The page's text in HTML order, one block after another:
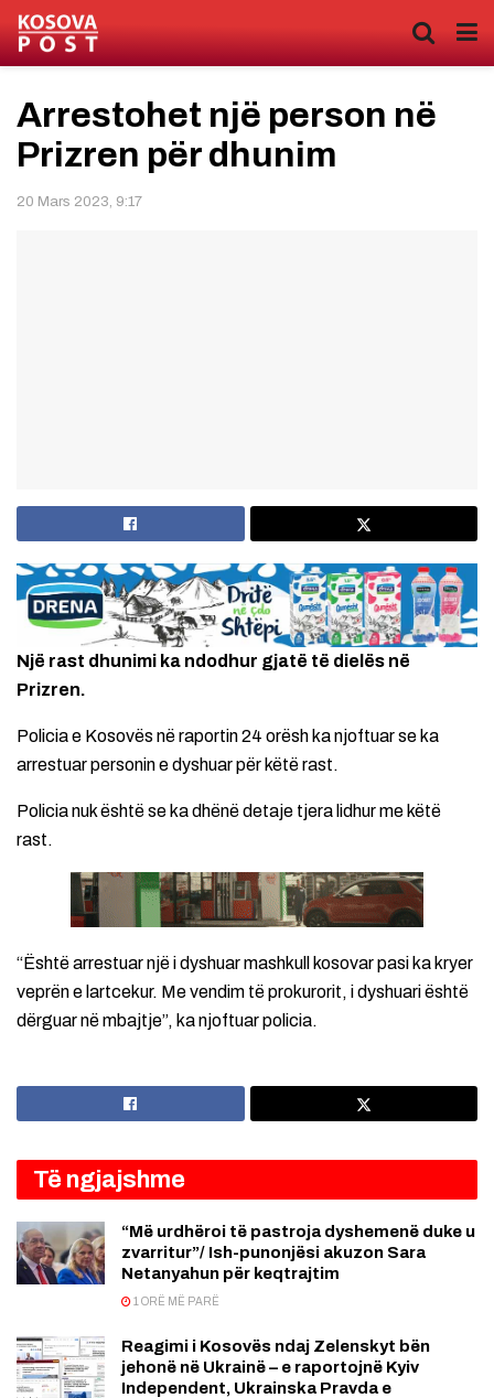
Arrestohet një person në
Prizren për dhunim
20 Mars 2023, 9:17
Një rast dhunimi ka ndodhur gjatë të dielës në
Prizren.
Policia e Kosovës në raportin 24 orësh ka njoftuar se ka
arrestuar personin e dyshuar për këtë rast.
Policia nuk është se ka dhënë detaje tjera lidhur me këtë
rast.
“Është arrestuar një i dyshuar mashkull kosovar pasi ka kryer
veprën e lartcekur. Me vendim të prokurorit, i dyshuari është
dërguar në mbajtje”, ka njoftuar policia.
Të ngjajshme
“Më urdhëroi të pastroja dyshemenë duke u
zvarritur”/ Ish-punonjësi akuzon Sara
Netanyahun për keqtrajtim
1 ORË MË PARË
Reagimi i Kosovës ndaj Zelenskyt bën
jehonë në Ukrainë – e raportojnë Kyiv
Independent, Ukrainska Pravda e